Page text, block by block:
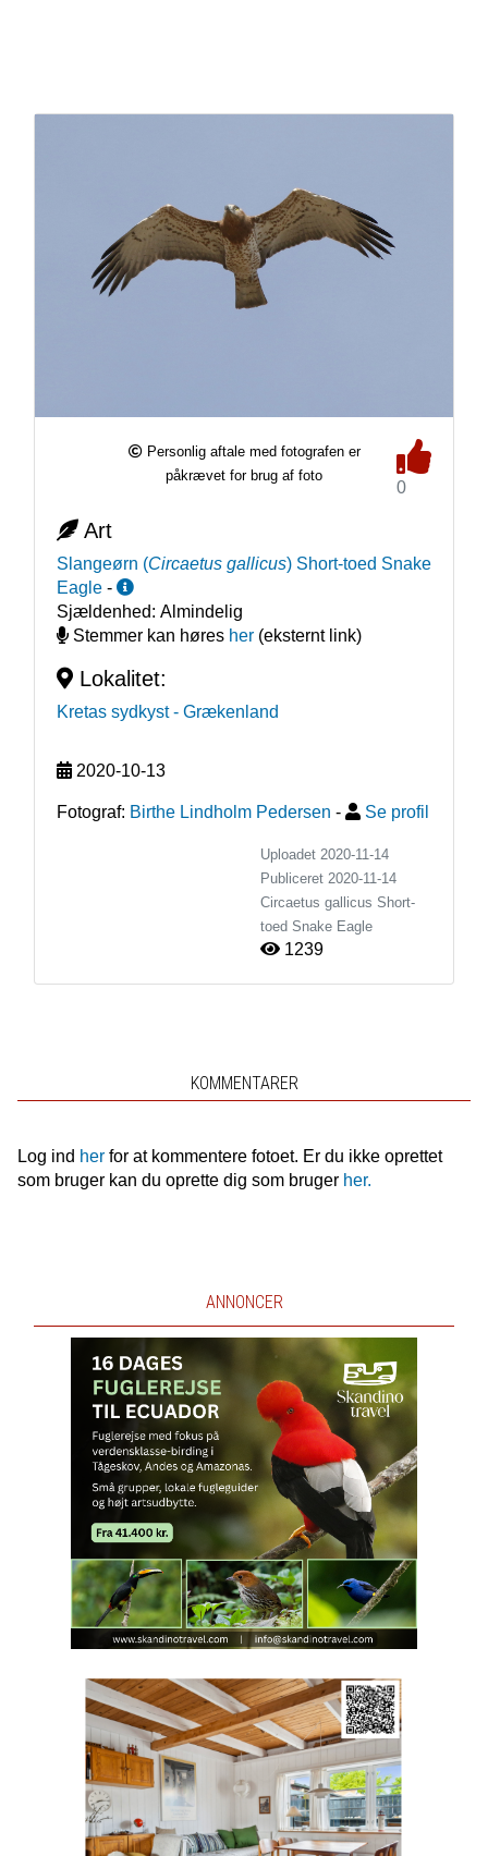
Personlig aftale med fotografen er
påkrævet for brug af foto
0
Art
Slangeørn (Circaetus gallicus) Short-toed Snake
Eagle -
Sjældenhed: Almindelig
Stemmer kan høres her(eksternt link)
Lokalitet:
Kretas sydkyst - Grækenland
2020-10-13
Fotograf: Birthe Lindholm Pedersen - Se profil
Uploadet 2020-11-14
Publiceret 2020-11-14
Circaetus gallicus Short-
toed Snake Eagle
1239
KOMMENTARER
Log ind herfor at kommentere fotoet. Er du ikke oprettet
som bruger kan du oprette dig som bruger her.
ANNONCER